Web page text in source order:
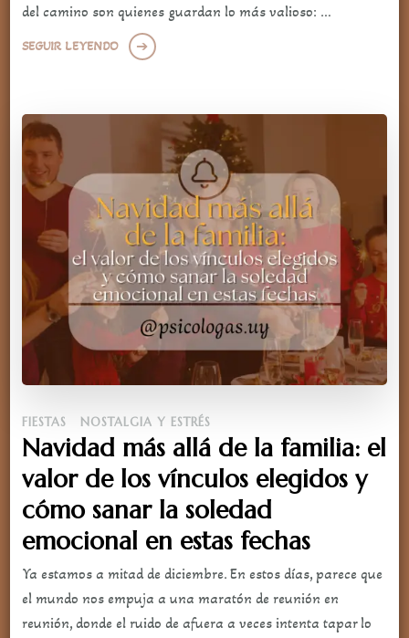
del camino son quienes guardan lo más valioso: …
SEGUIR LEYENDO
FIESTAS NOSTALGIA Y ESTRÉS
Navidad más allá de la familia: el
valor de los vínculos elegidos y
cómo sanar la soledad
emocional en estas fechas
Ya estamos a mitad de diciembre. En estos días, parece que
el mundo nos empuja a una maratón de reunión en
reunión, donde el ruido de afuera a veces intenta tapar lo